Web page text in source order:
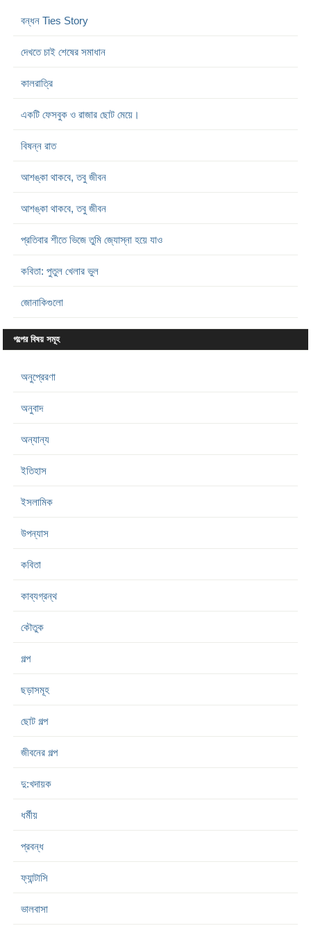
বন্ধন Ties Story
দেখতে চাই শেষের সমাধান
কালরাত্রি
একটি ফেসবুক ও রাজার ছোট মেয়ে।
বিষন্ন রাত
আশঙ্কা থাকবে, তবু জীবন
আশঙ্কা থাকবে, তবু জীবন
প্রতিবার শীতে ভিজে তুমি জ্যোস্না হয়ে যাও
কবিতা: পুতুল খেলার ভুল
জোনাকিগুলো
গল্পের বিষয় সমূহ
অনুপ্রেরণা
অনুবাদ
অন্যান্য
ইতিহাস
ইসলামিক
উপন্যাস
কবিতা
কাব্যগ্রন্থ
কৌতুক
গল্প
ছড়াসমূহ
ছোট গল্প
জীবনের গল্প
দু:খদায়ক
ধর্মীয়
প্রবন্ধ
ফ্যান্টাসি
ভালবাসা